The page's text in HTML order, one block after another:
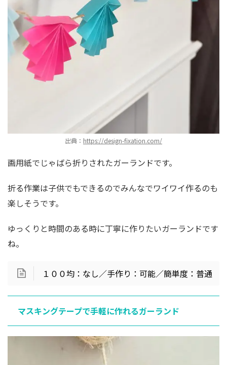
出典： https://design-fixation.com/
画用紙でじゃばら折りされたガーランドです。
折る作業は子供でもできるのでみんなでワイワイ作るのも
楽しそうです。
ゆっくりと時間のある時に丁寧に作りたいガーランドです
ね。
１００均：なし／手作り：可能／簡単度：普通
マスキングテープで手軽に作れるガーランド